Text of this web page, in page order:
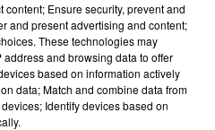
d’ajuster ou
Un point central pour le
conditionne
des choix subis.
Ensure security, prevent and
and present advertising and content;
These technologies may
and browsing data to offer
based on information actively
data; Match and combine data from
Identify devices based on